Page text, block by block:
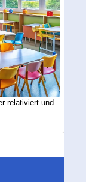
relativiert und